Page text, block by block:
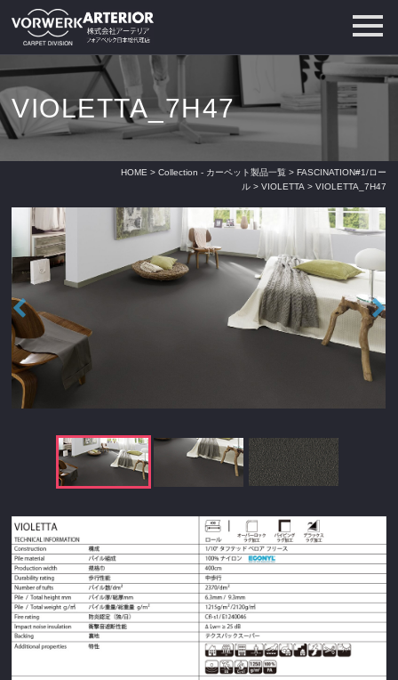
VIOLETTA_7H47
HOME > Collection - カーペット製品一覧> FASCINATION#1/ロー
ル> VIOLETTA > VIOLETTA_7H47